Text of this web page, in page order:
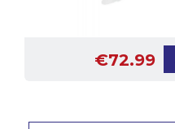
€72.99